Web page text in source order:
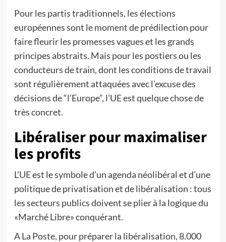
Pour les partis traditionnels, les élections
européennes sont le moment de prédilection pour
faire fleurir les promesses vagues et les grands
principes abstraits. Mais pour les postiers ou les
conducteurs de train, dont les conditions de travail
sont régulièrement attaquées avec l’excuse des
décisions de “l’Europe”, l’UE est quelque chose de
très concret.
Libéraliser pour maximaliser
les profits
L’UE est le symbole d’un agenda néolibéral et d’une
politique de privatisation et de libéralisation : tous
les secteurs publics doivent se plier à la logique du
«Marché Libre» conquérant.
A La Poste, pour préparer la libéralisation, 8.000